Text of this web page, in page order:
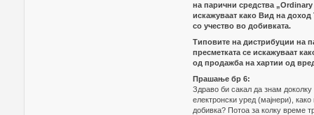
на парични средства
искажуваат како Вид на
со учество во добивката.
Типовите на дистрибуции на
пресметката се искажуваат
од продажба на хартии од
Прашање бр 6:
Здраво би сакал да знам
електронски уред (мајнери),
добивка? Потоа за колку време